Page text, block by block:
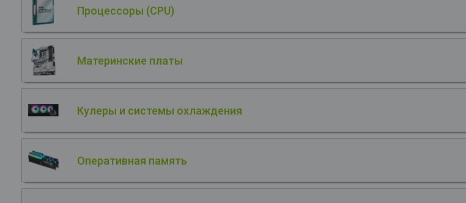
Процессоры (CPU)
Материнские платы
Кулеры и системы охлаждения
Оперативная память